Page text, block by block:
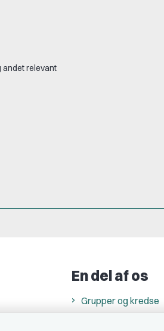
relevant
En del af os
Grupper og kredse